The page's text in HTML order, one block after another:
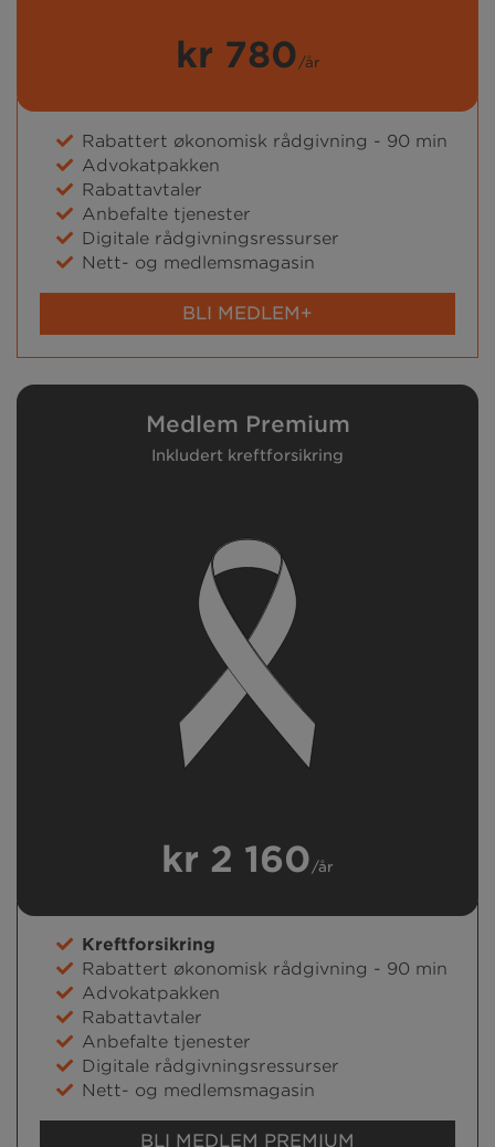
kr 780 /år
Rabattert økonomisk rådgivning - 90 min
Advokatpakken
Rabattavtaler
Anbefalte tjenester
Digitale rådgivningsressurser
Nett- og medlemsmagasin
BLI MEDLEM+
Medlem Premium
Inkludert kreftforsikring
kr 2 160 /år
Kreftforsikring
Rabattert økonomisk rådgivning - 90 min
Advokatpakken
Rabattavtaler
Anbefalte tjenester
Digitale rådgivningsressurser
Nett- og medlemsmagasin
BLI MEDLEM PREMIUM